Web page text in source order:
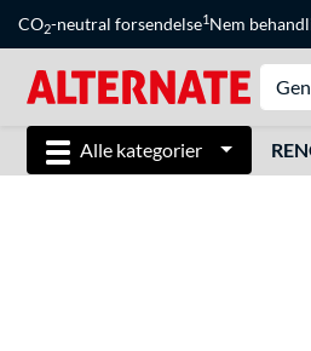
CO2-neutral forsendelse1Nem
Alle kategorier